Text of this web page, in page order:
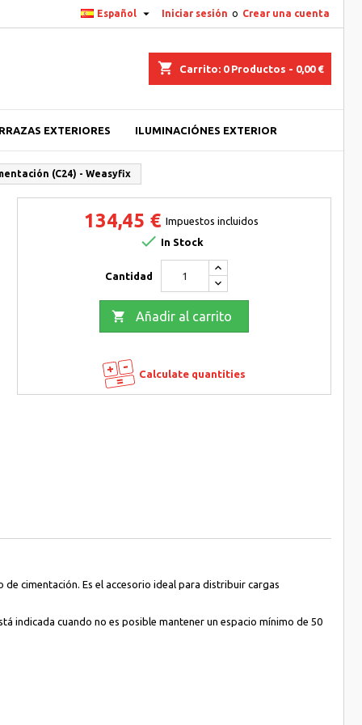
Iniciar sesión o Crear una cuenta
Español 
shopping_cart Carrito: 0Productos - 0,00 €
EXTERIORES ILUMINACIÓNES EXTERIOR
(C24) - Weasyfix
134,45 € Impuestos incluidos
 In Stock
Cantidad
 Añadir al carrito
Calculate quantities
cimentación. Es el accesorio ideal para distribuir cargas
indicada cuando no es posible mantener un espacio mínimo de 50